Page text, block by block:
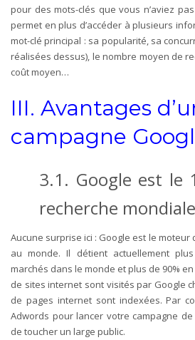
pour des mots-clés que vous n’aviez
permet en plus d’accéder à plusieurs
mot-clé principal : sa popularité, sa
réalisées dessus), le nombre moyen de
coût moyen…
III. Avantages
campagne
3.1. Google est le
recherche mondiale
Aucune surprise ici : Google est le
au monde. Il détient actuellement
marchés dans le monde et plus de 90%
de sites internet sont visités par Google
de pages internet sont indexées. Par
Adwords pour lancer votre campagne
de toucher un large public.